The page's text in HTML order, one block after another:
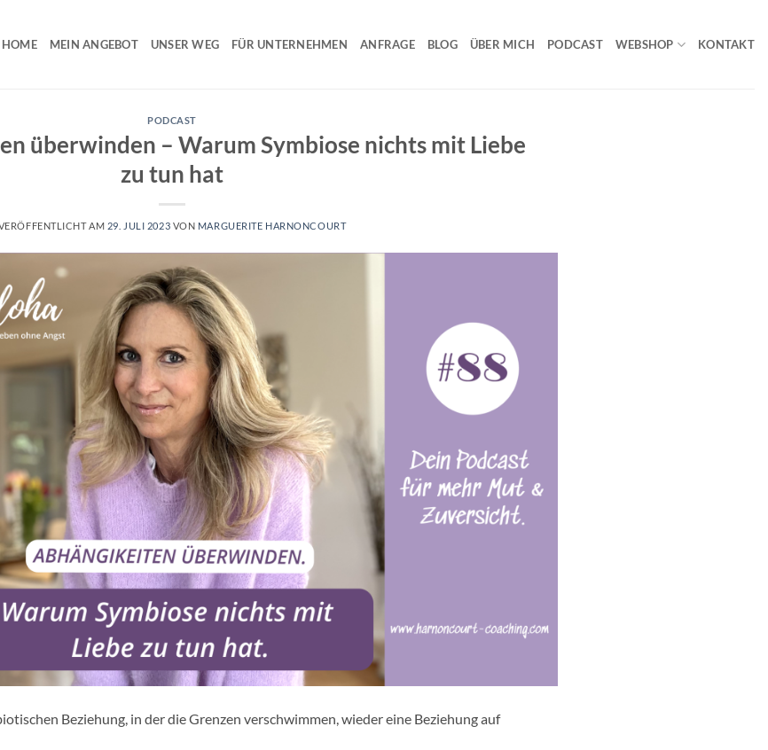
HOME MEIN ANGEBOT UNSER WEG FÜR UNTERNEHMEN ANFRAGE BLOG ÜBER MICH PODCAST WEBSHOP KONTAKT
PODCAST
überwinden – Warum Symbiose nichts mit Liebe
zu tun hat
AM 29. JULI 2023 VON MARGUERITE HARNONCOURT
Beziehung, in der die Grenzen verschwimmen, wieder eine Beziehung auf